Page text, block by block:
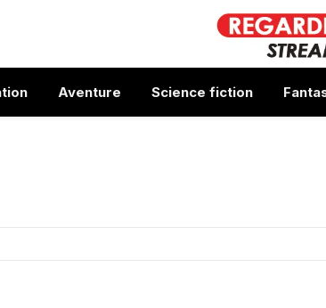
Aventure Science fiction